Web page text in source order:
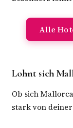
Alle
Lohnt sich
Ob sich
stark von